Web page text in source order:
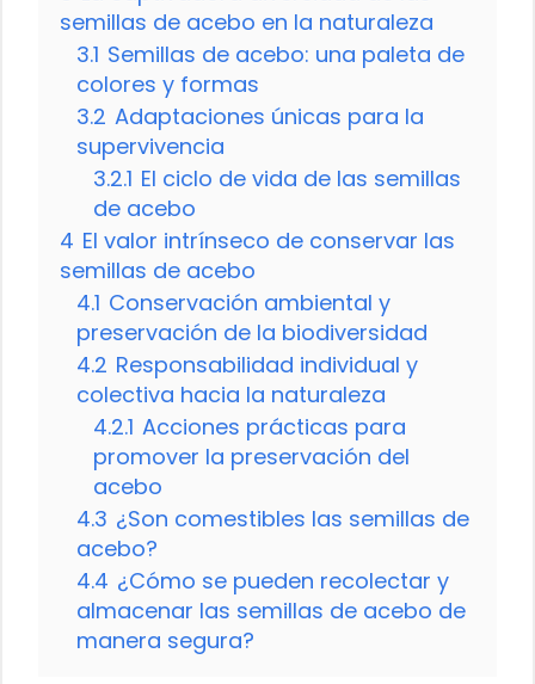
semillas de acebo en la naturaleza
3.1 Semillas de acebo: una paleta de
colores y formas
3.2 Adaptaciones únicas para la
supervivencia
3.2.1 El ciclo de vida de las semillas
de acebo
4 El valor intrínseco de conservar las
semillas de acebo
4.1 Conservación ambiental y
preservación de la biodiversidad
4.2 Responsabilidad individual y
colectiva hacia la naturaleza
4.2.1 Acciones prácticas para
promover la preservación del
acebo
4.3 ¿Son comestibles las semillas de
acebo?
4.4 ¿Cómo se pueden recolectar y
almacenar las semillas de acebo de
manera segura?